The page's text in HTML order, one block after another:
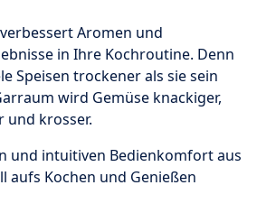
Aromen und
in Ihre Kochroutine. Denn
Speisen trockener als sie sein
wird Gemüse knackiger,
und krosser.
und intuitiven Bedienkomfort aus
aufs Kochen und Genießen